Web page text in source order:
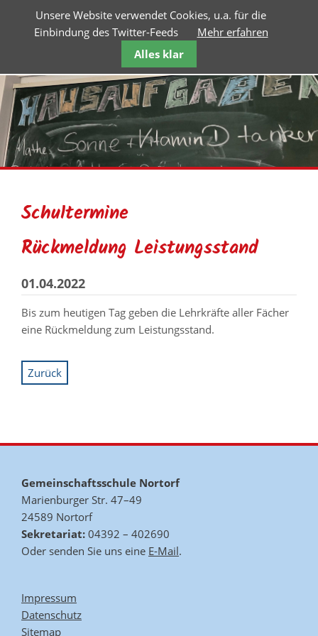
Schultermine
Rückmeldung Leistungsstand
01.04.2022
Bis zum heutigen Tag geben die Lehrkräfte aller Fächer
eine Rückmeldung zum Leistungsstand.
Zurück
Gemeinschaftsschule Nortorf
Marienburger Str. 47–49
24589 Nortorf
Sekretariat: 04392 – 402690
Oder senden Sie uns eine E-Mail.
Impressum
Datenschutz
Sitemap
Unsere Website verwendet Cookies, u.a. für die
Einbindung des Twitter-Feeds
Mehr erfahren
Alles klar